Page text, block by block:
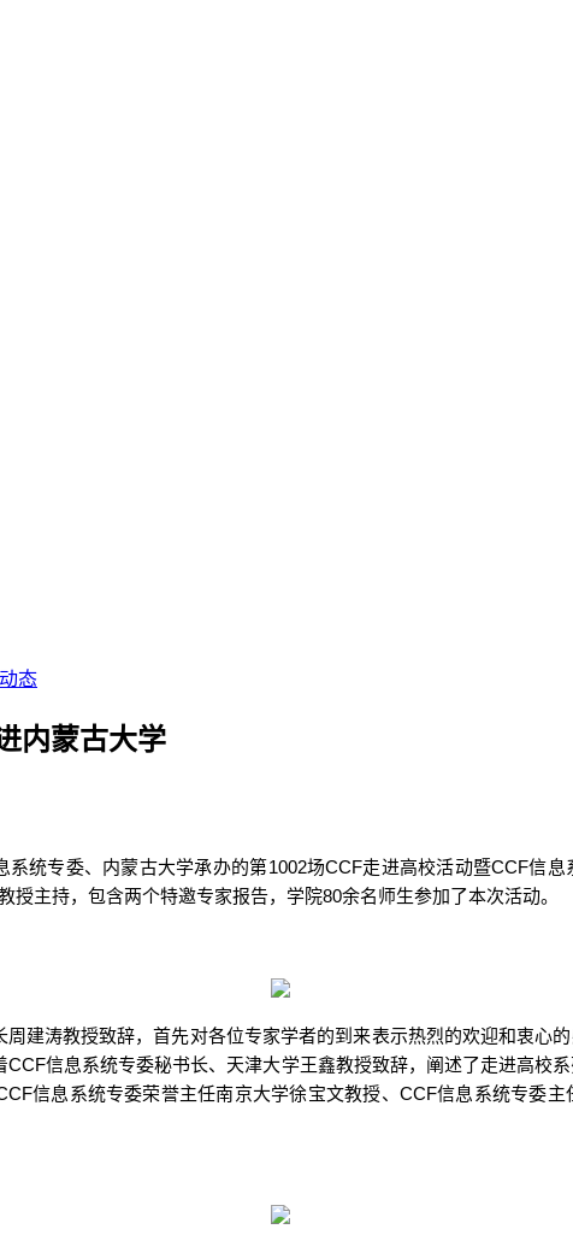
态
内蒙古大学
系统专委、 内蒙古大学承办的第1002场CCF走进高校活动暨CCF信息
授主持，包含两个特邀专家报告，学院80余名师生参加了本次活动。
建涛教授致辞，首先对各位专家学者的到来表示热烈的欢迎和衷心
CCF信息系统专委秘书长、天津大学王鑫教授致辞，阐述了走进高校
信息系统专委荣誉主任南京大学徐宝文教授、 CCF信息系统专委主